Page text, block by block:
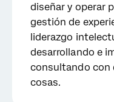
diseñar y operar
gestión de
liderazgo
desarrollando e
consultando con
cosas.